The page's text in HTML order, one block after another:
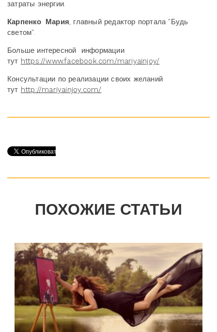
затраты энергии.
Карпенко Мария, главный редактор портала "Будь
светом".
Больше интересной информации
тут https://www.facebook.com/mariyainjoy/
Консультации по реализации своих желаний
тут http://mariyainjoy.com/
ПОХОЖИЕ СТАТЬИ